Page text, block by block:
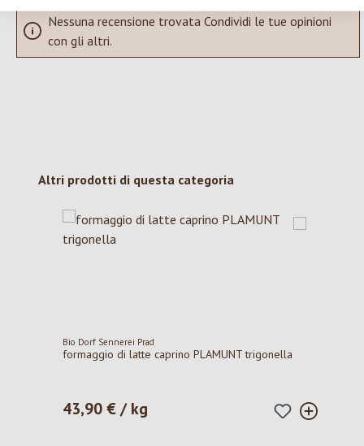
Nessuna recensione trovata Condividi le tue opinioni
con gli altri.
Salta la galleria dei prodotti
Altri prodotti di questa categoria
Bio Dorf Sennerei Prad
formaggio di latte caprino PLAMUNT trigonella
Prezzo normale:
43,90 € / kg